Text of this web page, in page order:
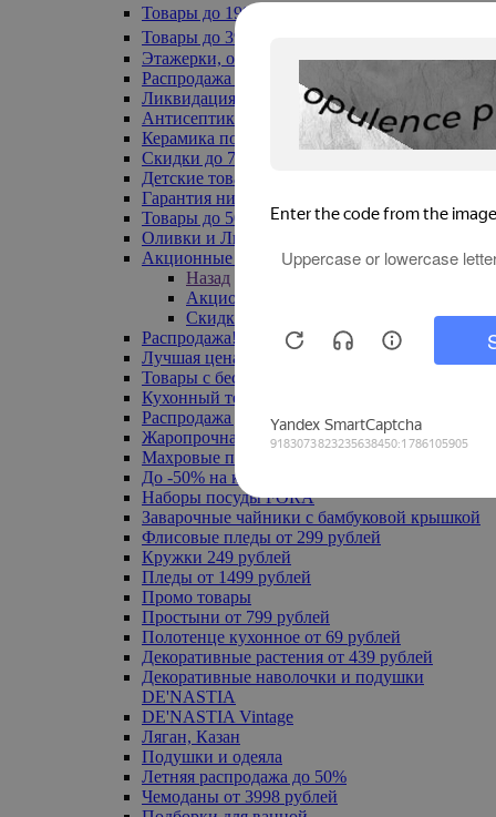
Товары до 199₽
Товары до 399₽
Этажерки, обувницы
Распродажа текстиля до -50%
Ликвидация до -70%
Антисептики
Керамика по 129 руб
Скидки до 70%
Детские товары
Гарантия низкой цены
Товары до 500 руб
Оливки и Лимоны
Акционные товары
Назад
Акционные товары
Скидка 20% по промокоду
Распродажа! Ульяновск до -70%
Лучшая цена
Товары с бесплатной доставкой
Кухонный текстиль
Распродажа до -50%
Жаропрочная посуда
Махровые полотенца
До -50% на ковры
Наборы посуды FORA
Заварочные чайники с бамбуковой крышкой
Флисовые пледы от 299 рублей
Кружки 249 рублей
Пледы от 1499 рублей
Промо товары
Простыни от 799 рублей
Полотенце кухонное от 69 рублей
Декоративные растения от 439 рублей
Декоративные наволочки и подушки
DE'NASTIA
DE'NASTIA Vintage
Ляган, Казан
Подушки и одеяла
Летняя распродажа до 50%
Чемоданы от 3998 рублей